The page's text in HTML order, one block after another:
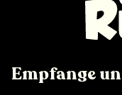
Empfange